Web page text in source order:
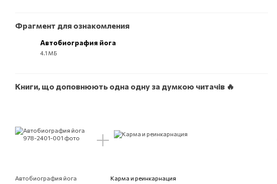
Фрагмент для ознакомления
Автобиография йога
4.1 МБ
Книги, що доповнюють одна одну за думкою читачів 🔥
Автобиография йога
Карма и реинкарнация